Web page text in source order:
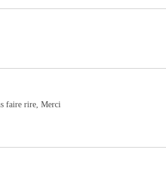
faire rire, Merci